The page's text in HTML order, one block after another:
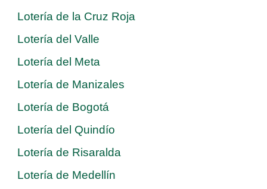
Lotería de la Cruz Roja
Lotería del Valle
Lotería del Meta
Lotería de Manizales
Lotería de Bogotá
Lotería del Quindío
Lotería de Risaralda
Lotería de Medellín